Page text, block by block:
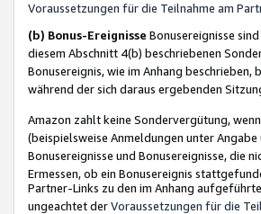
Voraussetzungen für die Teilnahme am
(b) Bonus-Ereignisse Bonusereignisse
diesem Abschnitt 4(b) beschriebenen
Bonusereignis, wie im Anhang
während der sich daraus ergebenden
Amazon zahlt keine Sondervergütung,
(beispielsweise Anmeldungen unter
Bonusereignisse und Bonusereignisse, die
Ermessen, ob ein Bonusereignis
Partner-Links zu den im Anhang
ungeachtet derVoraussetzungen für die